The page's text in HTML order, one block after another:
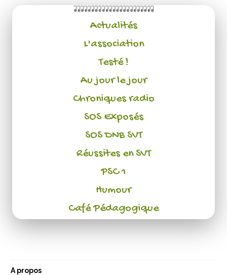
Actualités
L'association
Testé !
Au jour le jour
Chroniques radio
SOS Exposés
SOS DNB SVT
Réussites en SVT
PSC 1
Humour
Café Pédagogique
A propos